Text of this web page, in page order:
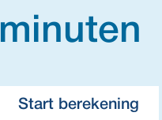
minuten
Start berekening